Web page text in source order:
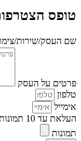
טופס
שם העסק/שירות/
פרטים על העסק
טלפון
אימייל
העלאת עד 10 תמונות, בקבצי תמונה מוכרים, לא יותר מ1 מ״ב לתמונה.
תמונות